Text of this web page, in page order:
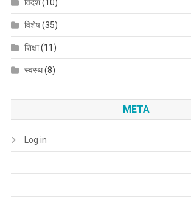
विदेश(10)
विशेष(35)
शिक्षा(11)
स्वस्थ(8)
META
Log in